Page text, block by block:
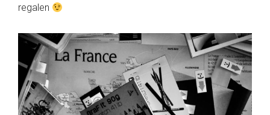
regalen